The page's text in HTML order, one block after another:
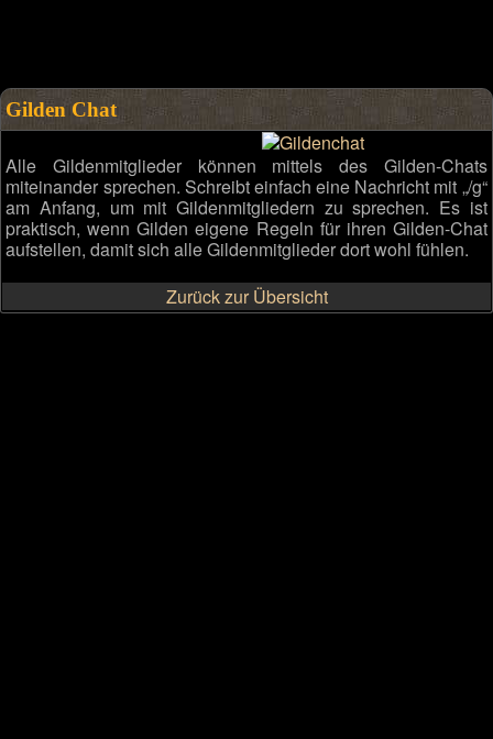
Gilden Chat
Alle Gildenmitglieder können mittels des Gilden-Chats
miteinander sprechen. Schreibt einfach eine Nachricht mit „/g“
am Anfang, um mit Gildenmitgliedern zu sprechen. Es ist
praktisch, wenn Gilden eigene Regeln für ihren Gilden-Chat
aufstellen, damit sich alle Gildenmitglieder dort wohl fühlen.
Zurück zur Übersicht